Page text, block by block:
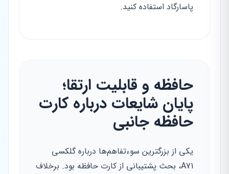
پاسارگاد استفاده کنید.
حافظه و قابلیت ارتقا؛
پایان شایعات درباره کارت
حافظه جانبی
یکی از بزرگترین سوءتفاهم‌ها درباره گلکسی
A71، بحث پشتیبانی از کارت حافظه بود. برخلاف